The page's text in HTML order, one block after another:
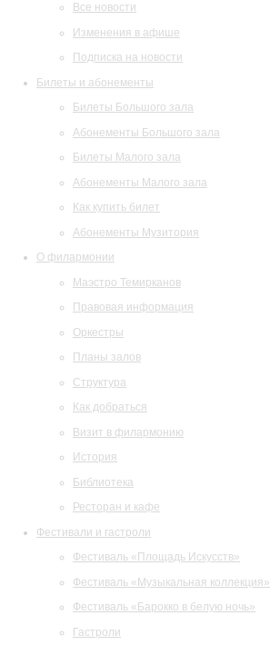
Все новости
Изменения в афише
Подписка на новости
Билеты и абонементы
Билеты Большого зала
Абонементы Большого зала
Билеты Малого зала
Абонементы Малого зала
Как купить билет
Абонементы Музитория
О филармонии
Маэстро Темирканов
Правовая информация
Оркестры
Планы залов
Структура
Как добраться
Визит в филармонию
История
Библиотека
Ресторан и кафе
Фестивали и гастроли
Фестиваль «Площадь Искусств»
Фестиваль «Музыкальная коллекция»
Фестиваль «Барокко в белую ночь»
Гастроли